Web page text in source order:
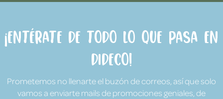
¡Entérate de todo lo que pasa en
Dideco!
Prometemos no llenarte el buzón de correos, así que solo
vamos a enviarte mails de promociones geniales, de